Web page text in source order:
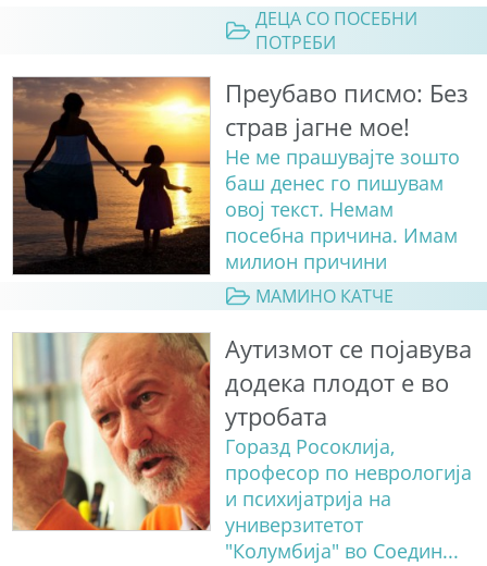
ДЕЦА СО ПОСЕБНИ
ПОТРЕБИ
Преубаво писмо: Без
страв јагне мое!
Не ме прашувајте зошто
баш денес го пишувам
овој текст. Немам
посебна причина. Имам
милион причини
МАМИНО КАТЧЕ
Аутизмот се појавува
додека плодот е во
утробата
Горазд Росоклија,
професор по неврологија
и психијатрија на
универзитетот
"Колумбија" во Соедин...